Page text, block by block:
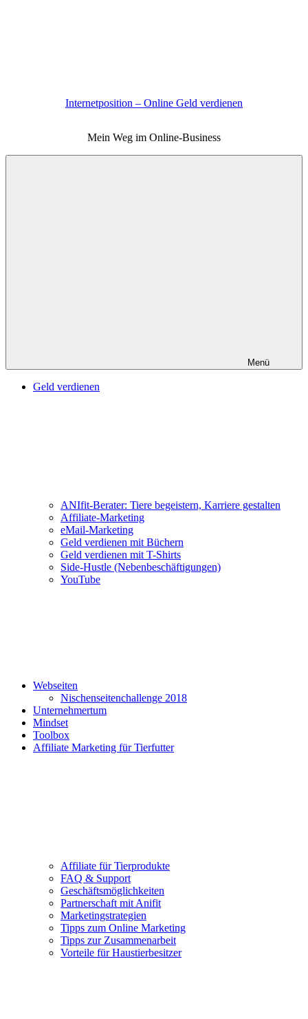
Internetposition – Online Geld verdienen
Mein Weg im Online-Business
Menü
Geld verdienen
ANIfit-Berater: Tiere begeistern, Karriere gestalten
Affiliate-Marketing
eMail-Marketing
Geld verdienen mit Büchern
Geld verdienen mit T-Shirts
Side-Hustle (Nebenbeschäftigungen)
YouTube
Webseiten
Nischenseitenchallenge 2018
Unternehmertum
Mindset
Toolbox
Affiliate Marketing für Tierfutter
Affiliate für Tierprodukte
FAQ & Support
Geschäftsmöglichkeiten
Partnerschaft mit Anifit
Marketingstrategien
Tipps zum Online Marketing
Tipps zur Zusammenarbeit
Vorteile für Haustierbesitzer